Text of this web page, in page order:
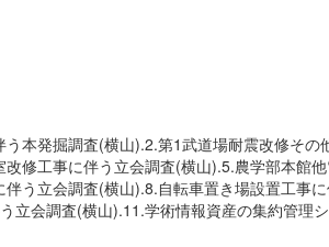
本発掘調査(横山).2.第1武道場耐震改修そ
修工事に伴う立会調査(横山).5.農学部本館
う立会調査(横山).8.自転車置き場設置工事
立会調査(横山).11.学術情報資産の集約管理